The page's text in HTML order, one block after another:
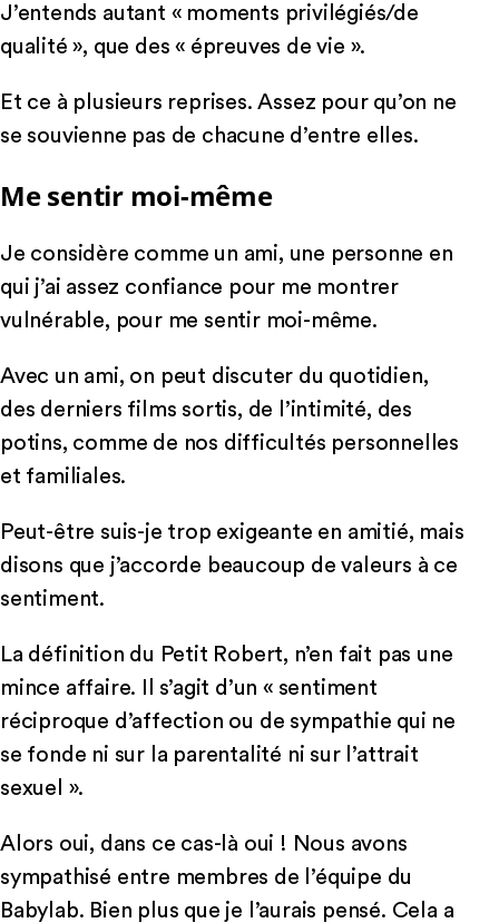
J’entends autant « moments privilégiés/de
qualité », que des « épreuves de vie ».
Et ce à plusieurs reprises. Assez pour qu’on ne
se souvienne pas de chacune d’entre elles.
Me sentir moi-même
Je considère comme un ami, une personne en
qui j’ai assez confiance pour me montrer
vulnérable, pour me sentir moi-même.
Avec un ami, on peut discuter du quotidien,
des derniers films sortis, de l’intimité, des
potins, comme de nos difficultés personnelles
et familiales.
Peut-être suis-je trop exigeante en amitié, mais
disons que j’accorde beaucoup de valeurs à ce
sentiment.
La définition du Petit Robert, n’en fait pas une
mince affaire. Il s’agit d’un « sentiment
réciproque d’affection ou de sympathie qui ne
se fonde ni sur la parentalité ni sur l’attrait
sexuel ».
Alors oui, dans ce cas-là oui ! Nous avons
sympathisé entre membres de l’équipe du
Babylab. Bien plus que je l’aurais pensé. Cela a